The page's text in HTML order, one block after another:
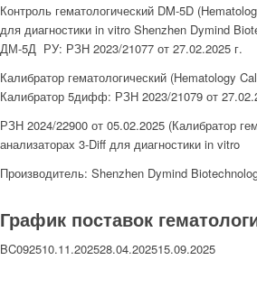
Контроль гематологический DM-5D
для диагностики in vitro Shenzhen Dymind
ДМ-5Д РУ: РЗН 2023/21077 от 27.02.2025 г.
Калибратор гематологический (Hematology
Калибратор 5дифф: РЗН 2023/21079 от
РЗН 2024/22900 от 05.02.2025 (Калибратор
анализаторах 3-Diff для диагностики in vitro
Производитель: Shenzhen Dymind
График поставок
BC092510.11.202528.04.202515.09.2025